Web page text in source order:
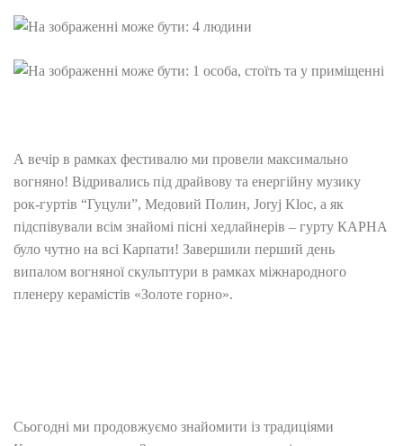
А вечір в рамках фестивалю ми провели максимально
вогняно! Відривались під драйвову та енергійну музику
рок-гуртів “Гуцули”, Медовий Полин, Joryj Kloc, а як
підспівували всім знайомі пісні хедлайнерів – гурту КАРНА
було чутно на всі Карпати! Завершили перший день
випалом вогняної скульптури в рамках міжнародного
пленеру керамістів «Золоте горно».
Сьогодні ми продовжуємо знайомити із традиціями